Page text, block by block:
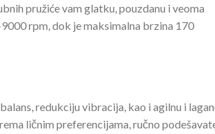
pružiće vam glatku, pouzdanu i veoma
rpm, dok je maksimalna brzina 170
redukciju vibracija, kao i agilnu i
ličnim preferencijama, ručno